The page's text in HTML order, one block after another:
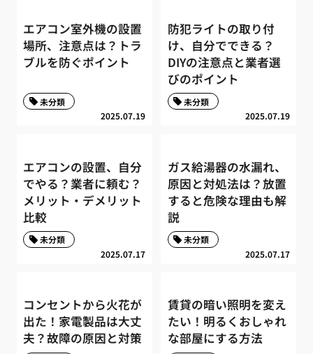
エアコン室外機の設置
場所、注意点は？トラ
ブルを防ぐポイント
2025.07.19
未分類
防犯ライトの取り付
け、自分でできる？
DIYの注意点と業者選
びのポイント
2025.07.19
未分類
エアコンの設置、自分
でやる？業者に頼む？
メリット・デメリット
比較
2025.07.17
未分類
ガス給湯器の水漏れ、
原因と対処法は？放置
すると危険な理由も解
説
2025.07.17
未分類
コンセントから火花が
出た！家電製品は大丈
夫？故障の原因と対策
賃貸の暗い照明を変え
たい！明るくおしゃれ
な部屋にする方法